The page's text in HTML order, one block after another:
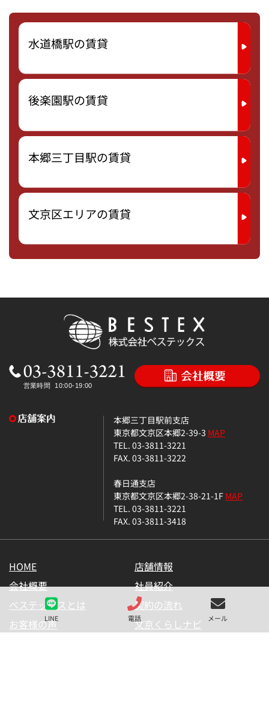
LINE 電話 メール
水道橋駅の賃貸
後楽園駅の賃貸
本郷三丁目駅の賃貸
文京区エリアの賃貸
本郷三丁目駅前支店
東京都文京区本郷2-39-3 MAP
TEL. 03-3811-3221
FAX. 03-3811-3222
春日通支店
東京都文京区本郷2-38-21-1FMAP
TEL. 03-3811-3221
FAX. 03-3811-3418
HOME
店舗情報
会社概要
社員紹介
ベステックスとは
契約の流れ
お客様の声
文京くらしナビ